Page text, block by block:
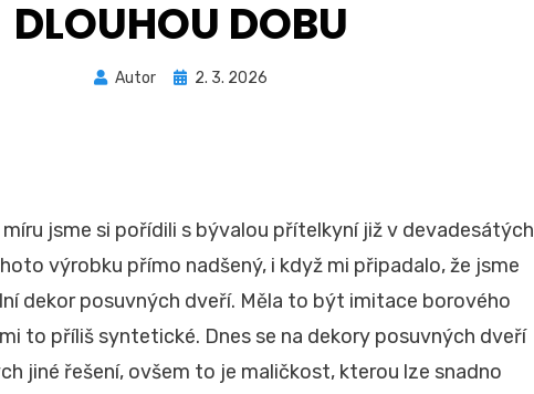
DLOUHOU DOBU
Autor
Zveřejněno
2. 3. 2026
jsme si pořídili s bývalou přítelkyní již v devadesátých
výrobku přímo nadšený, i když mi připadalo, že jsme
dekor posuvných dveří. Měla to být imitace borového
to příliš syntetické. Dnes se na dekory posuvných dveří
jiné řešení, ovšem to je maličkost, kterou lze snadno